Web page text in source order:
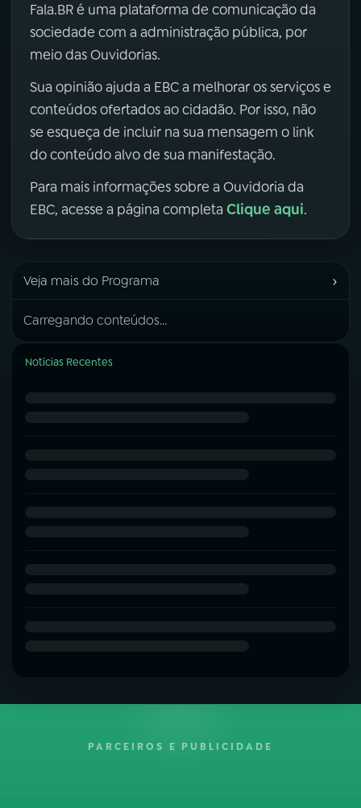
Fala.BR é uma plataforma de comunicação da
sociedade com a administração pública, por
meio das Ouvidorias.
Sua opinião ajuda a EBC a melhorar os serviços e
conteúdos ofertados ao cidadão. Por isso, não
se esqueça de incluir na sua mensagem o link
do conteúdo alvo de sua manifestação.
Para mais informações sobre a Ouvidoria da
EBC, acesse a página completa Clique aqui.
Veja mais do Programa ›
Carregando conteúdos...
Notícias Recentes
PARCEIROS E PUBLICIDADE